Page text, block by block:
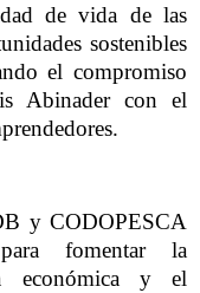
de vida de las
sostenibles
el compromiso
Abinader con el
y CODOPESCA
fomentar la
económica y el